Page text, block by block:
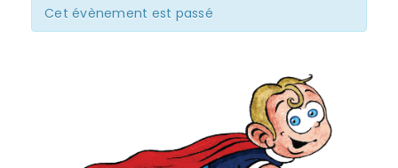
Cet évènement est passé